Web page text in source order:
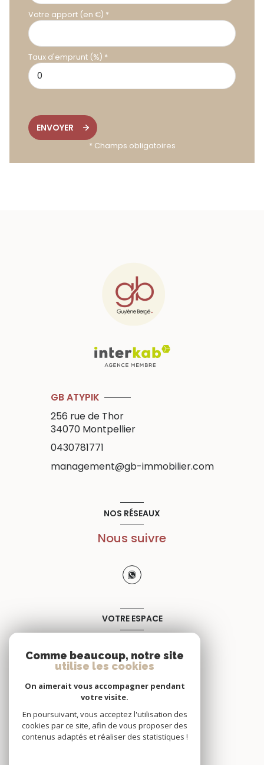
Votre apport (en €) *
Taux d'emprunt (%) *
ENVOYER
* Champs obligatoires
GB ATYPIK
256 rue de Thor
34070 Montpellier
0430781771
management@gb-immobilier.com
NOS RÉSEAUX
Nous suivre
VOTRE ESPACE
SE CONNECTER
Comme beaucoup, notre site
utilise les cookies
On aimerait vous accompagner pendant
votre visite.
En poursuivant, vous acceptez l'utilisation des
cookies par ce site, afin de vous proposer des
contenus adaptés et réaliser des statistiques !